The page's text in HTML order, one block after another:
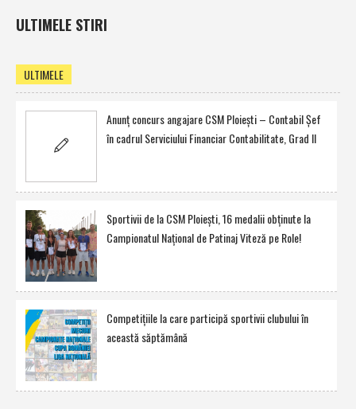
ULTIMELE STIRI
ULTIMELE
Anunţ concurs angajare CSM Ploieşti – Contabil Şef
în cadrul Serviciului Financiar Contabilitate, Grad II
Sportivii de la CSM Ploieşti, 16 medalii obţinute la
Campionatul Naţional de Patinaj Viteză pe Role!
Competiţiile la care participă sportivii clubului în
această săptămână